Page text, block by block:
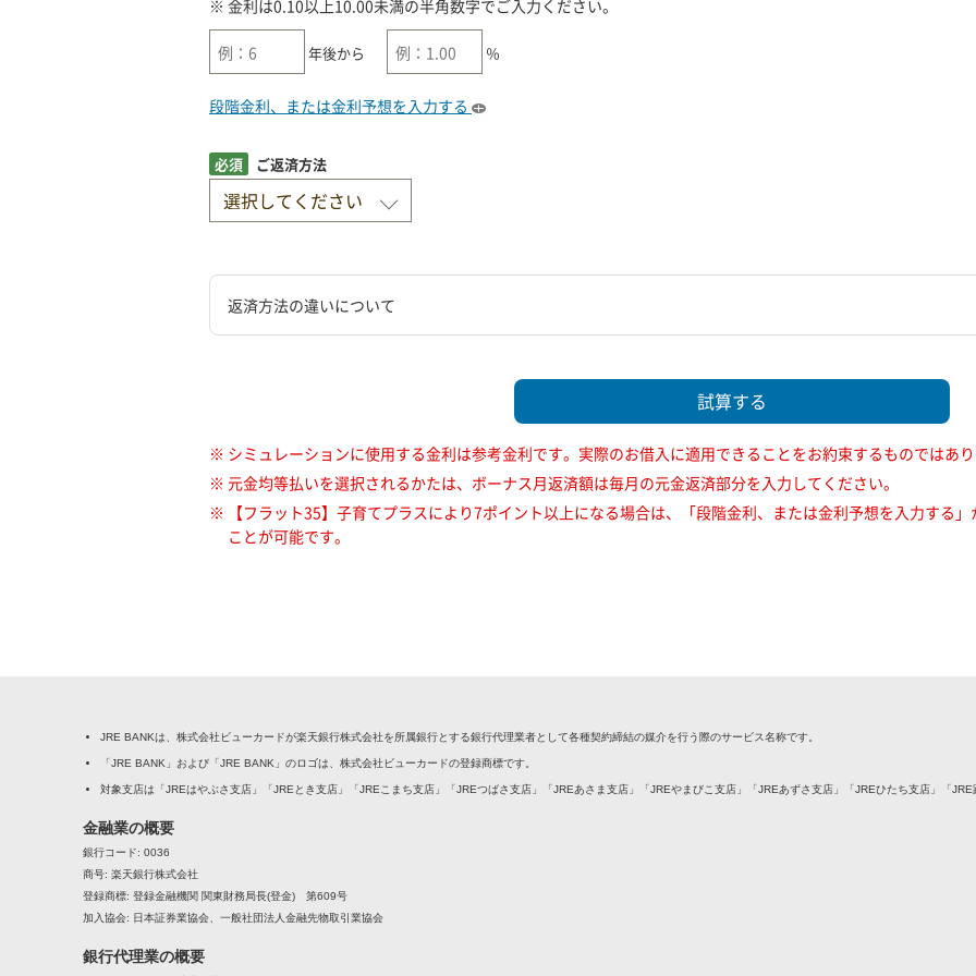
※ 金利は0.10以上10.00未満の半角数字でご入力ください。
年後から ％
段階金利、または金利予想を入力する
必須 ご返済方法
返済方法の違いについて
※ シミュレーションに使用する金利は参考金利です。実際のお借入に適用できることをお約束するものではあ
※ 元金均等払いを選択されるかたは、ボーナス月返済額は毎月の元金返済部分を入力してください。
※ 【フラット35】子育てプラスにより7ポイント以上になる場合は、「段階金利、または金利予想を入力する
ことが可能です。
JRE BANKは、株式会社ビューカードが楽天銀行株式会社を所属銀行とする銀行代理業者として各種契約締結の媒介を行う際のサービス名称です。
「JRE BANK」および「JRE BANK」のロゴは、株式会社ビューカードの登録商標です。
対象支店は「JREはやぶさ支店」「JREとき支店」「JREこまち支店」「JREつばさ支店」「JREあさま支店」「JREやまびこ支店」「JREあずさ支店」「JREひたち支店」「
金融業の概要
銀行コード
0036
商号 楽天銀行株式会社
登録商標 登録金融機関 関東財務局長(登金) 第609号
加入協会
日本証券業協会、一般社団法人金融先物取引業協会
銀行代理業の概要